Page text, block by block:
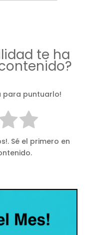
te ha
para puntuarlo!
Sé el primero en